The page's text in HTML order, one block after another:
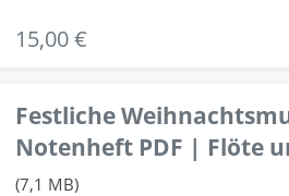
15,00 €
Festliche
Notenheft PDF | Flöte
(7,1 MB)